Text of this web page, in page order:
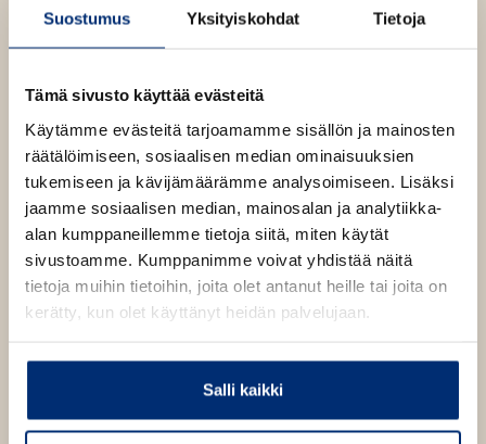
Suostumus Yksityiskohdat Tietoja
Tämä sivusto käyttää evästeitä
Käytämme evästeitä tarjoamamme sisällön ja mainosten
räätälöimiseen, sosiaalisen median ominaisuuksien
tukemiseen ja kävijämäärämme analysoimiseen. Lisäksi
jaamme sosiaalisen median, mainosalan ja analytiikka-
alan kumppaneillemme tietoja siitä, miten käytät
sivustoamme. Kumppanimme voivat yhdistää näitä
tietoja muihin tietoihin, joita olet antanut heille tai joita on
kerätty, kun olet käyttänyt heidän palvelujaan.
Salli kaikki
ä
l
l
e
h
t
e
e
n
n
v
l
i
l
e
h
t
e
e
n
lempikuvittaja.
Roald Dahl
Lue lisää tekijästä
R
o
a
l
d
D
h
l
O
h
k
O
h
k